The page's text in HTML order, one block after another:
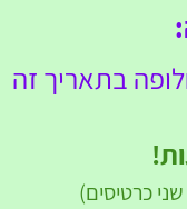
בתאריך זה
כרטיסים)